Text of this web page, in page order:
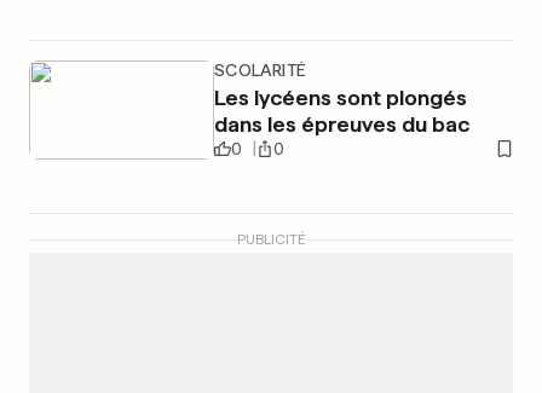
SCOLARITÉ
Les lycéens sont plongés
dans les épreuves du bac
0 0
PUBLICITÉ